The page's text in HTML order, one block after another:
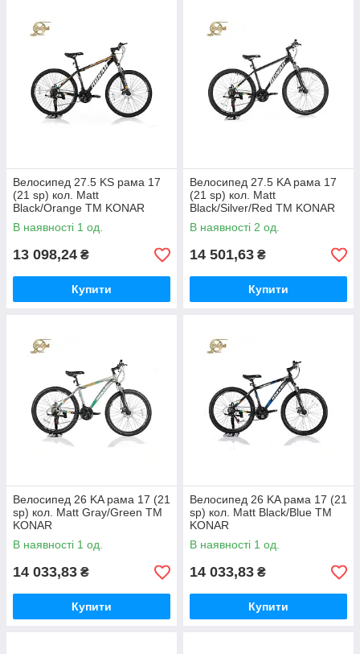
Велосипед 27.5 KS рама 17
(21 sp) кол. Matt
Black/Orange ТМ KONAR
В наявності 1 од.
13 098,24 ₴
Купити
Велосипед 27.5 KA рама 17
(21 sp) кол. Matt
Black/Silver/Red ТМ KONAR
В наявності 2 од.
14 501,63 ₴
Купити
Велосипед 26 KA рама 17 (21
sp) кол. Matt Gray/Green ТМ
KONAR
В наявності 1 од.
14 033,83 ₴
Купити
Велосипед 26 KA рама 17 (21
sp) кол. Matt Black/Blue ТМ
KONAR
В наявності 1 од.
14 033,83 ₴
Купити